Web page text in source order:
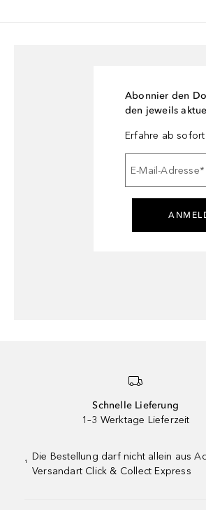
Abonnier den
den jeweils
Erfahre ab
E-Mail-Adresse*
Schnelle Lieferung
1–3 Werktage Lieferzeit
¹
Die Bestellung darf nicht allein aus
Versandart Click & Collect Express